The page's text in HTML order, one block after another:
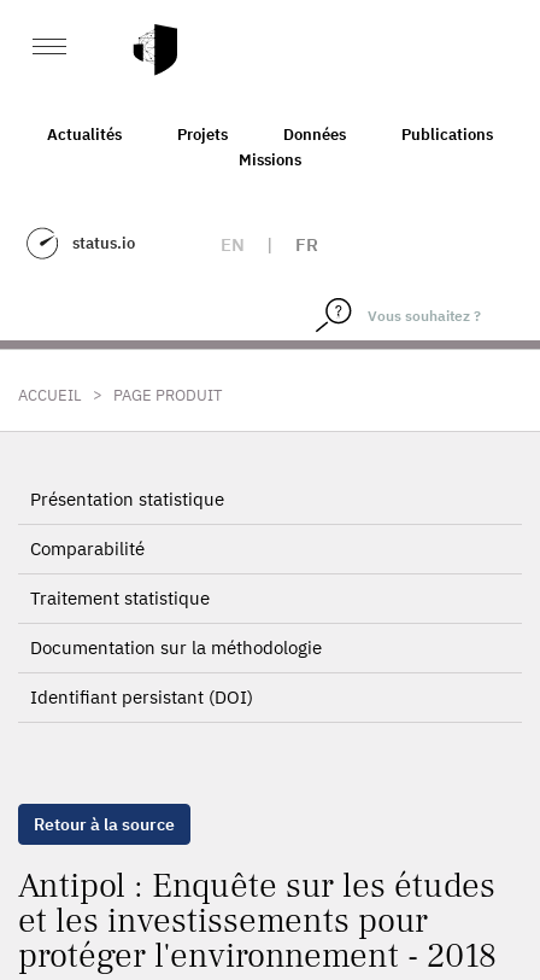
Actualités Projets Données
Publications
Missions
status.io EN | FR
ACCUEIL > PAGE PRODUIT
Présentation statistique
Comparabilité
Traitement statistique
Documentation sur la méthodologie
Identifiant persistant (DOI)
Retour à la source
Antipol : Enquête sur les études
et les investissements pour
protéger l'environnement - 2018